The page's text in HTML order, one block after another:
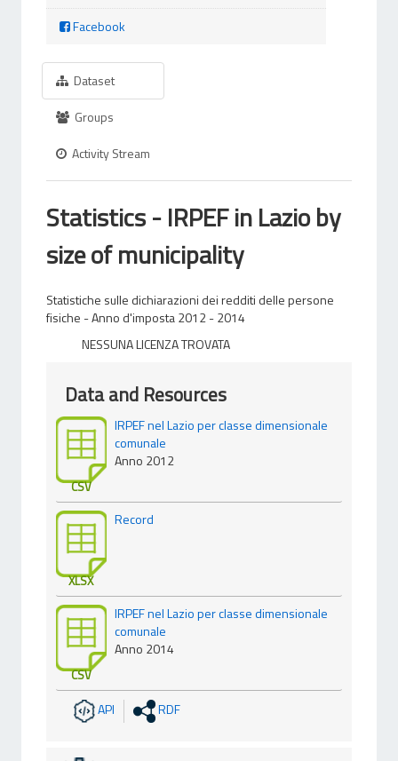
Facebook
Dataset
Groups
Activity Stream
Statistics - IRPEF in Lazio by
size of municipality
Statistiche sulle dichiarazioni dei redditi delle persone
fisiche - Anno d'imposta 2012 - 2014
NESSUNA LICENZA TROVATA
Data and Resources
CSV
IRPEF nel Lazio per classe dimensionale
comunale
Anno 2012
XLSX
Record
CSV
IRPEF nel Lazio per classe dimensionale
comunale
Anno 2014
API RDF